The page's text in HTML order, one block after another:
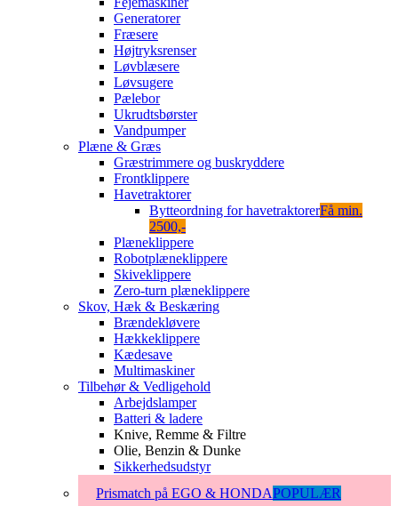
Generatorer
Fræsere
Højtryksrenser
Løvblæsere
Løvsugere
Pælebor
Ukrudtsbørster
Vandpumper
Plæne & Græs
Græstrimmere og buskryddere
Frontklippere
Havetraktorer
Bytteordning for havetraktorerFå min.
2500,-
Plæneklippere
Robotplæneklippere
Skiveklippere
Zero-turn plæneklippere
Skov, Hæk & Beskæring
Brændekløvere
Hækkeklippere
Kædesave
Multimaskiner
Tilbehør & Vedligehold
Arbejdslamper
Batteri & ladere
Knive, Remme & Filtre
Olie, Benzin & Dunke
Sikkerhedsudstyr
Prismatch på EGO & HONDAPOPULÆR